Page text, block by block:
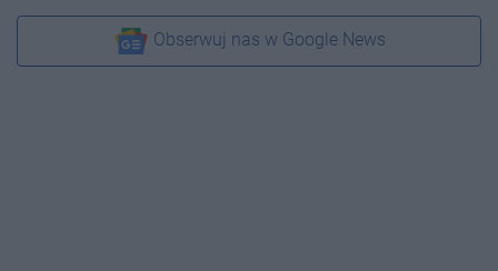
Obserwuj nas w Google News